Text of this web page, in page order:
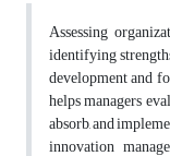
Assessing
identifying
development and
helps managers
absorb, and
innovation